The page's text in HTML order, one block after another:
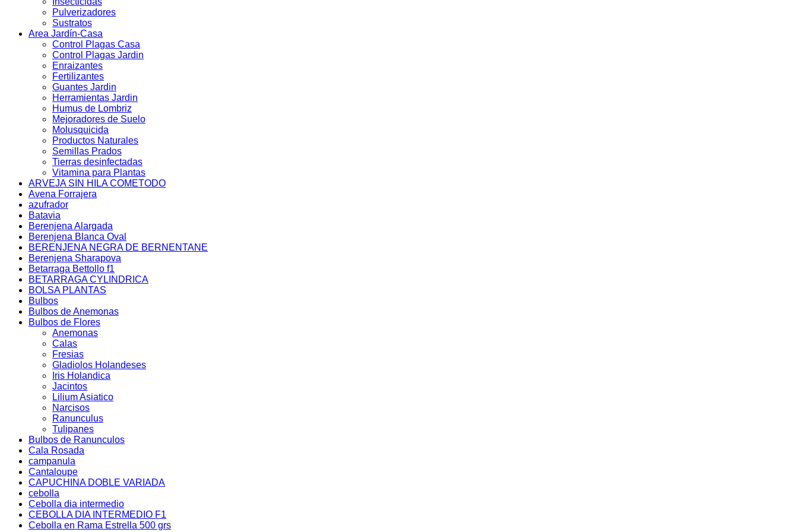
Pulverizadores
Sustratos
Area Jardín-Casa
Control Plagas Casa
Control Plagas Jardin
Enraizantes
Fertilizantes
Guantes Jardin
Herramientas Jardin
Humus de Lombriz
Mejoradores de Suelo
Molusquicida
Productos Naturales
Semillas Prados
Tierras desinfectadas
Vitamina para Plantas
ARVEJA SIN HILA COMETODO
Avena Forrajera
azufrador
Batavia
Berenjena Alargada
Berenjena Blanca Oval
BERENJENA NEGRA DE BERNENTANE
Berenjena Sharapova
Betarraga Bettollo f1
BETARRAGA CYLINDRICA
BOLSA PLANTAS
Bulbos
Bulbos de Anemonas
Bulbos de Flores
Anemonas
Calas
Fresias
Gladiolos Holandeses
Iris Holandica
Jacintos
Lilium Asiatico
Narcisos
Ranunculus
Tulipanes
Bulbos de Ranunculos
Cala Rosada
campanula
Cantaloupe
CAPUCHINA DOBLE VARIADA
cebolla
Cebolla dia intermedio
CEBOLLA DIA INTERMEDIO F1
Cebolla en Rama Estrella 500 grs